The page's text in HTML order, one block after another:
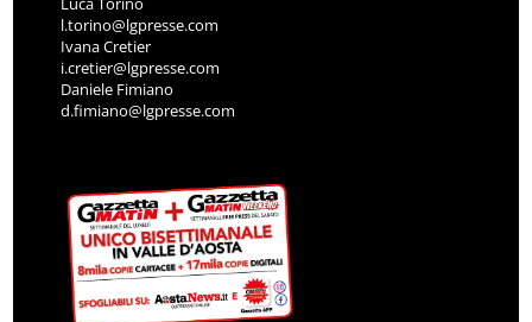
l.torino@lgpresse.com
Ivana Cretier
i.cretier@lgpresse.com
Daniele Fimiano
d.fimiano@lgpresse.com